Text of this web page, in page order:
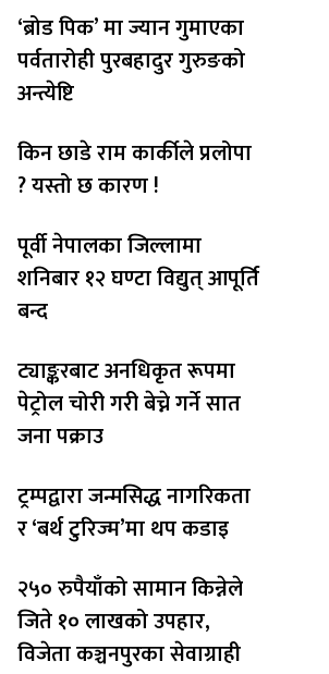
‘ब्रोड पिक’ मा ज्यान गुमाएका
पर्वतारोही पुरबहादुर गुरुङको
अन्त्येष्टि
किन छाडे राम कार्कीले प्रलोपा
? यस्तो छ कारण !
पूर्वी नेपालका जिल्लामा
शनिबार १२ घण्टा विद्युत् आपूर्ति
बन्द
ट्याङ्करबाट अनधिकृत रूपमा
पेट्रोल चोरी गरी बेच्ने गर्ने सात
जना पक्राउ
ट्रम्पद्वारा जन्मसिद्ध नागरिकता
र ‘बर्थ टुरिज्म’मा थप कडाइ
२५० रुपैयाँको सामान किन्नेले
जिते १० लाखको उपहार,
विजेता कञ्चनपुरका सेवाग्राही